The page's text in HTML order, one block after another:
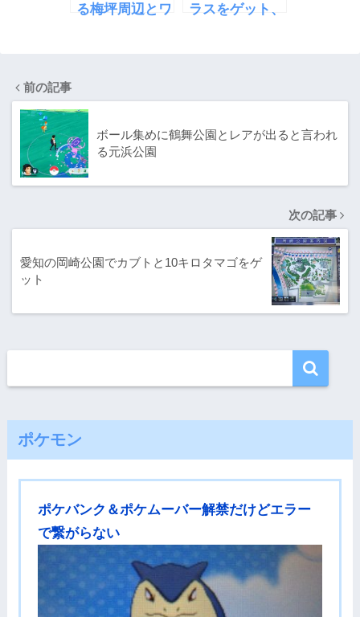
る梅坪周辺とワ
ラスをゲット、
前の記事
ボール集めに鶴舞公園とレアが出ると言われ
る元浜公園
次の記事
愛知の岡崎公園でカブトと10キロタマゴをゲ
ット
ポケモン
ポケバンク＆ポケムーバー解禁だけどエラー
で繋がらない